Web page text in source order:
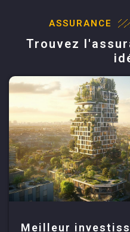
ASSURANCE
Trouvez
Meilleur